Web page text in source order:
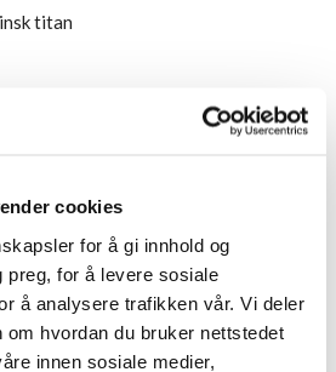
cookies
for å gi innhold og
preg, for å levere sosiale
å analysere trafikken vår. Vi deler
hvordan du bruker nettstedet
innen sosiale medier,
titan
hudvennlige øredobber i ren
titan er det sikreste
mot huden at du kan bruke
deg med nikkelallergi eller sensitiv
laget i Sverige med full